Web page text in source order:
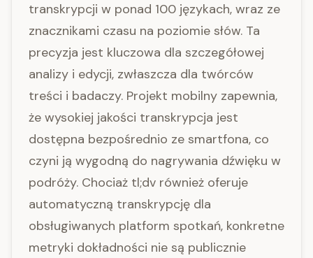
transkrypcji w ponad 100 językach, wraz ze
znacznikami czasu na poziomie słów. Ta
precyzja jest kluczowa dla szczegółowej
analizy i edycji, zwłaszcza dla twórców
treści i badaczy. Projekt mobilny zapewnia,
że wysokiej jakości transkrypcja jest
dostępna bezpośrednio ze smartfona, co
czyni ją wygodną do nagrywania dźwięku w
podróży. Chociaż tl;dv również oferuje
automatyczną transkrypcję dla
obsługiwanych platform spotkań, konkretne
metryki dokładności nie są publicznie